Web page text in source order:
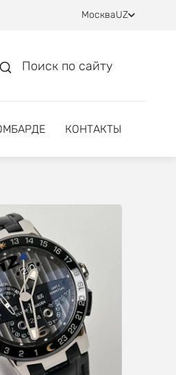
МоскваUZ
Поиск по сайту
КОНТАКТЫ